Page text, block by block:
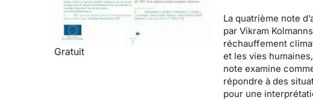
Gratuit
La quatrième note
parVikram
réchauffement
et les vies
note examine
répondre à des
pour une